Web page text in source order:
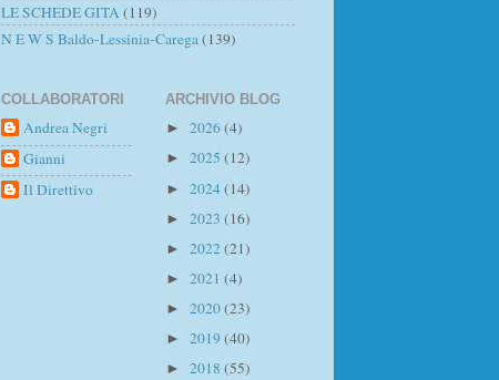
LE SCHEDE GITA (119)
N E W S Baldo-Lessinia-Carega (139)
COLLABORATORI
Andrea Negri
Gianni
Il Direttivo
ARCHIVIO BLOG
► 2026(4)
► 2025 (12)
► 2024(14)
► 2023 (16)
► 2022 (21)
► 2021 (4)
► 2020(23)
► 2019 (40)
► 2018 (55)